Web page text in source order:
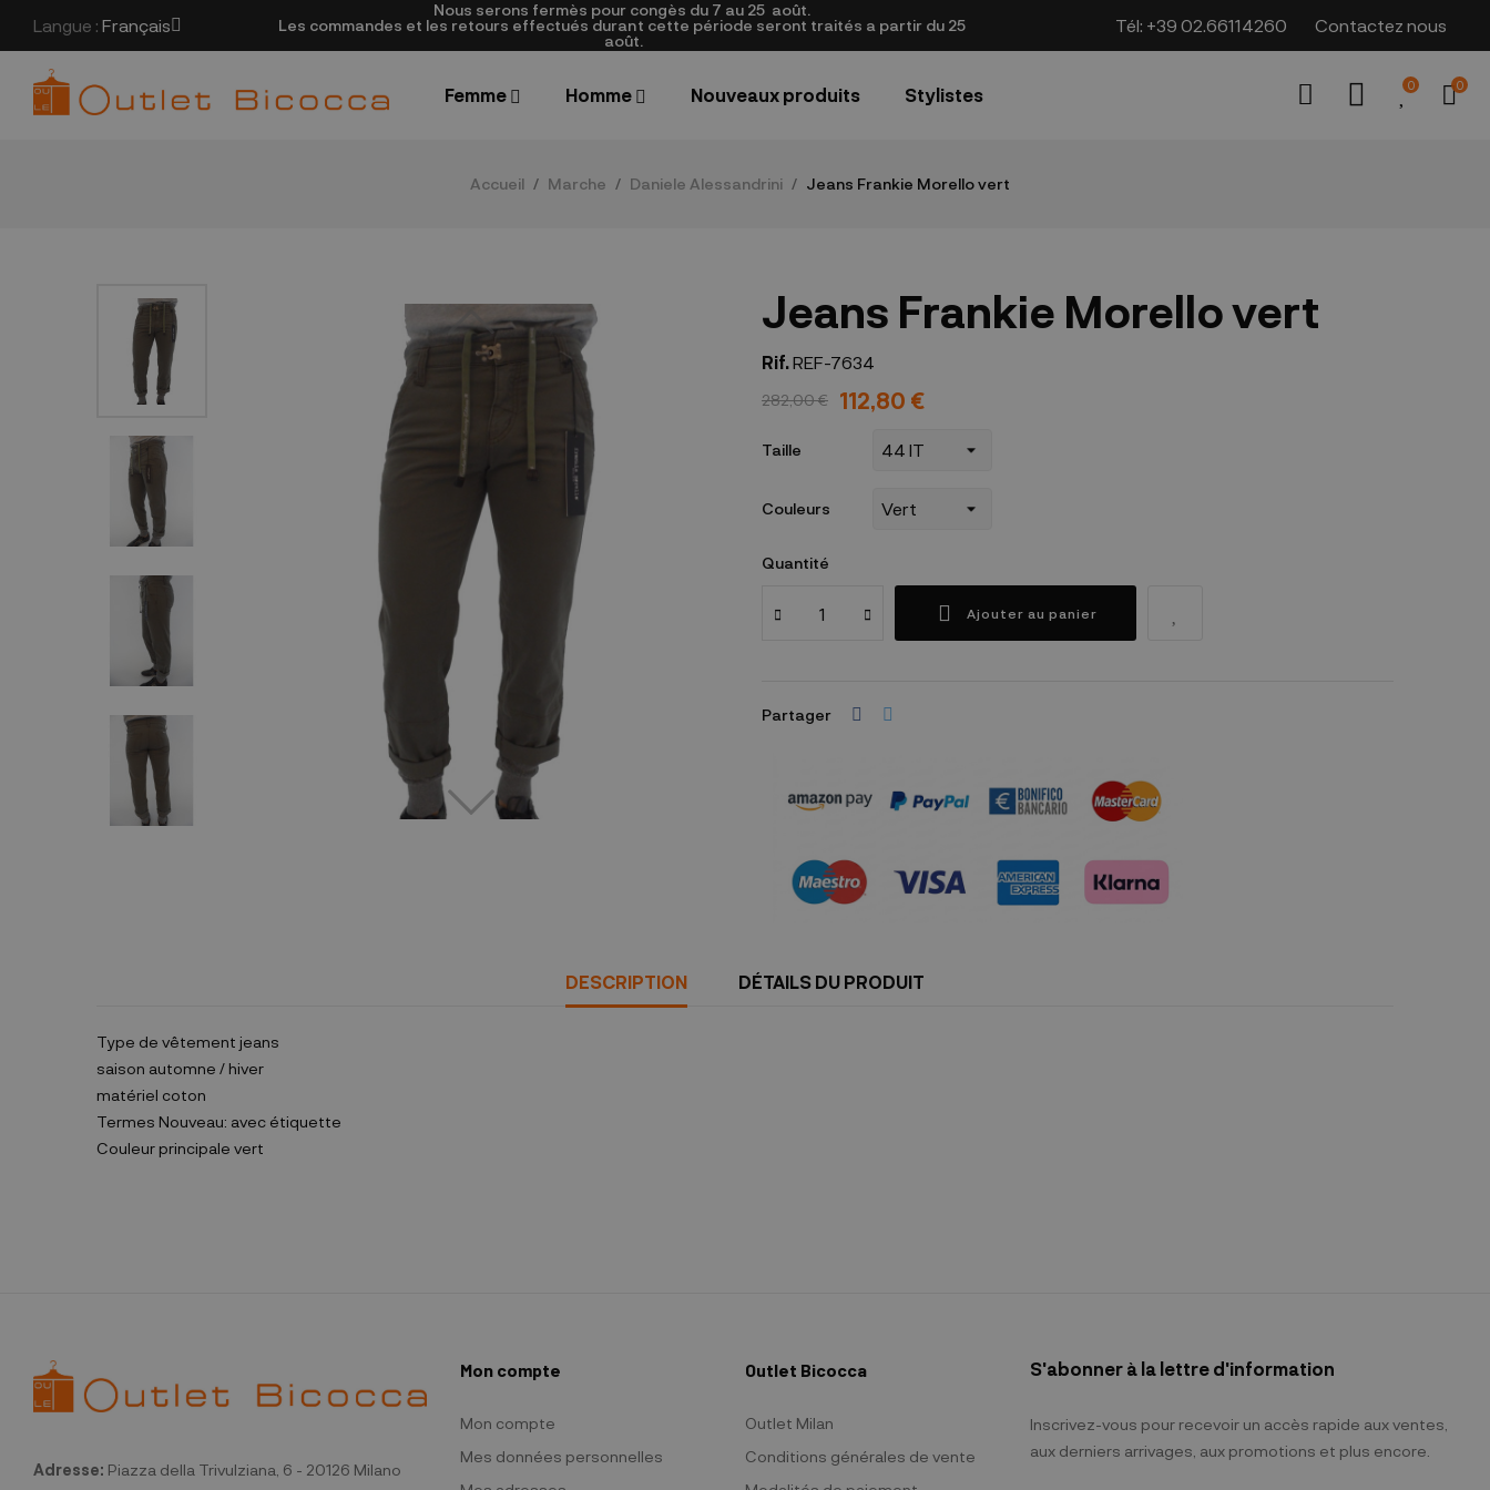
Langue : Français
Nous serons fermès pour congès du 7 au 25 août.
Les commandes et les retours effectués durant cette période seront traités a partir du 25
août.
Tél: +39 02.66114260 Contactez nous
Femme Homme Nouveaux produits Stylistes 0 0
Accueil Marche Daniele Alessandrini Jeans Frankie Morello vert
Jeans Frankie Morello vert
Rif.REF-7634
282,00 € 112,80 €
Taille
Couleurs
Quantité
Ajouter au panier
Partager
(à modifier dans le module "Réassurance")
DESCRIPTION DÉTAILS DU PRODUIT
Type de vêtement jeans
saison automne / hiver
matériel coton
Termes Nouveau: avec étiquette
Couleur principale vert
Adresse: Piazza della Trivulziana, 6 - 20126 Milano
Mon compte
Mon compte
Mes données personnelles
Outlet Bicocca
Outlet Milan
Conditions générales de vente
S'abonner à la lettre d'information
Inscrivez-vous pour recevoir un accès rapide aux ventes,
aux derniers arrivages, aux promotions et plus encore.